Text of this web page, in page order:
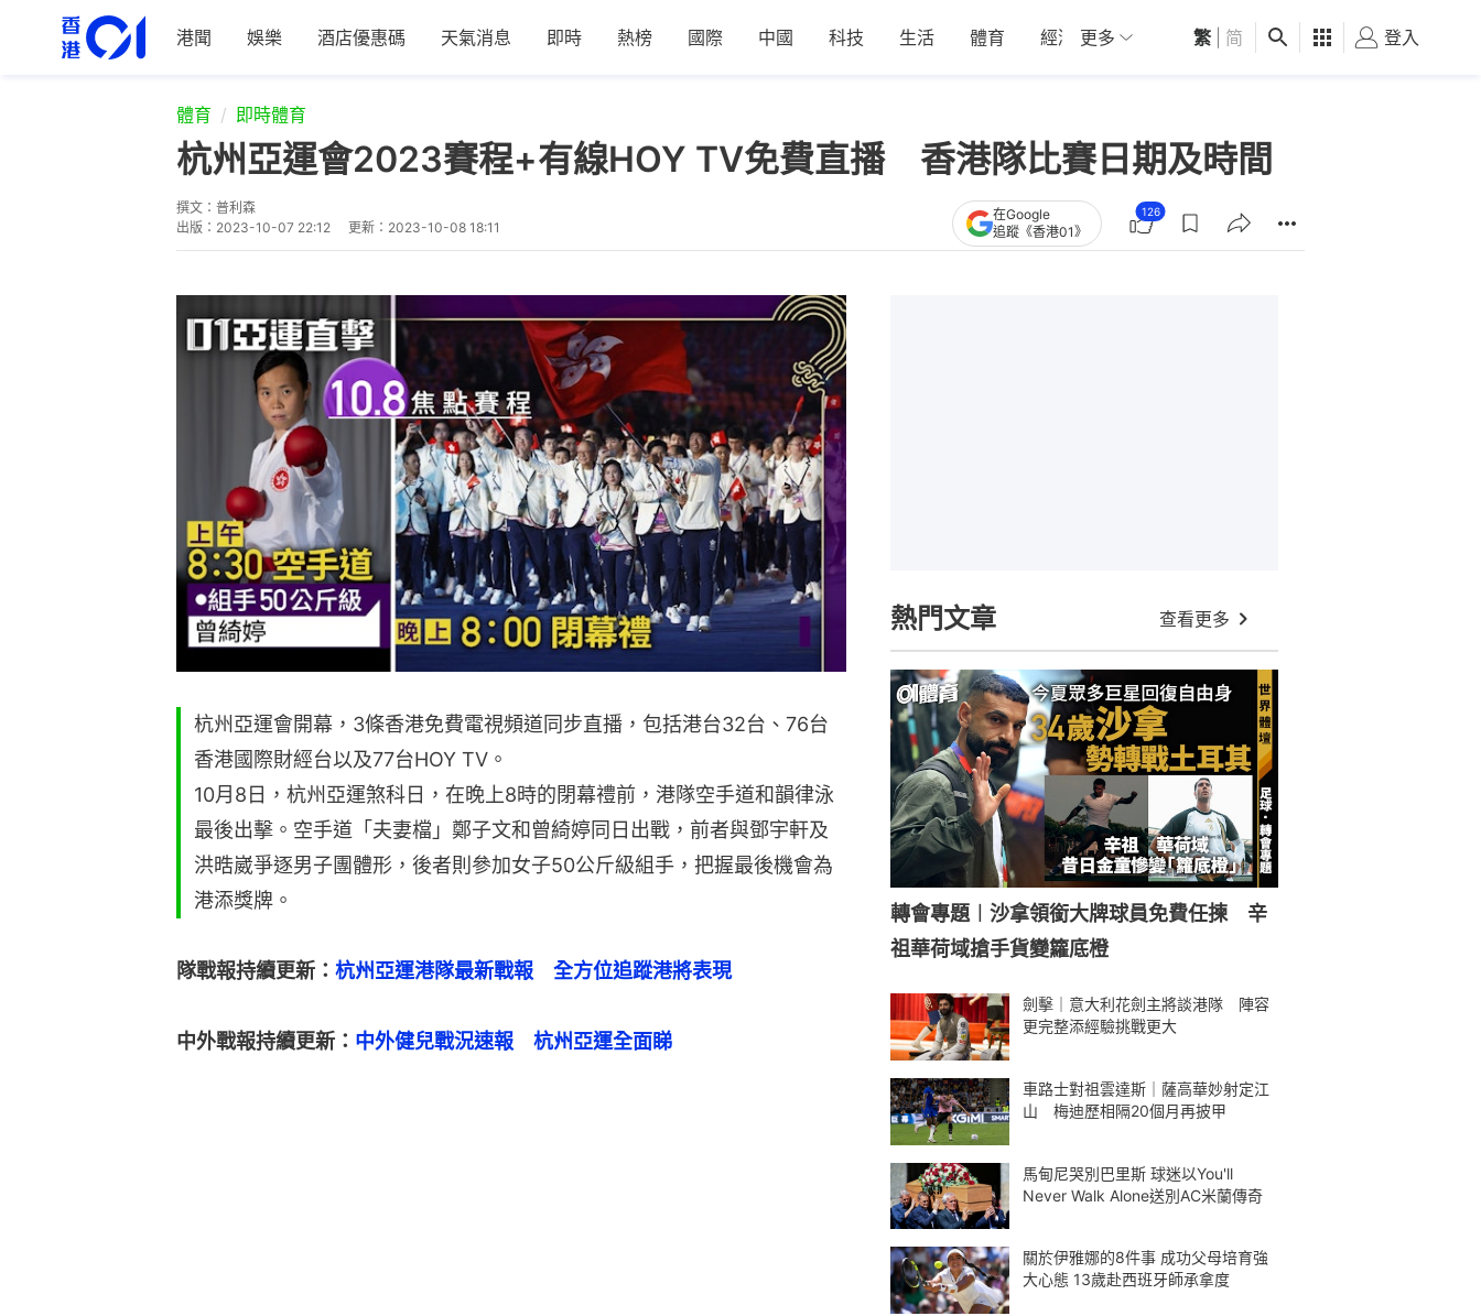
港聞 娛樂 酒店優惠碼 天氣消息 即時 熱榜 國際 中國 科技 生活 體育 經濟 01深圳 觀點 健康 好食玩飛
更多 繁 简 登入
體育 即時體育
杭州亞運會2023賽程+有線HOY TV免費直播 香港隊比賽日期及時間
撰文： 普利森
出版： 2023-10-07 22:12 更新： 2023-10-08 18:11
在Google
追蹤《香港01》
126
杭州亞運會開幕，3條香港免費電視頻道同步直播，包括港台32台、76台
香港國際財經台以及77台HOY TV。
10月8日，杭州亞運煞科日，在晚上8時的閉幕禮前，港隊空手道和韻律泳
最後出擊。空手道「夫妻檔」鄭子文和曾綺婷同日出戰，前者與鄧宇軒及
洪晧崴爭逐男子團體形，後者則參加女子50公斤級組手，把握最後機會為
港添獎牌。
隊戰報持續更新： 杭州亞運港隊最新戰報　全方位追蹤港將表現
中外戰報持續更新： 中外健兒戰況速報　杭州亞運全面睇
熱門文章 查看更多
轉會專題︱沙拿領銜大牌球員免費任揀 辛
祖華荷域搶手貨變籮底橙
劍擊｜意大利花劍主將談港隊 陣容
更完整添經驗挑戰更大
車路士對祖雲達斯｜薩高華妙射定江
山 梅迪歷相隔20個月再披甲
馬甸尼哭別巴里斯 球迷以You'll
Never Walk Alone送別AC米蘭傳奇
關於伊雅娜的8件事 成功父母培育強
大心態 13歲赴西班牙師承拿度